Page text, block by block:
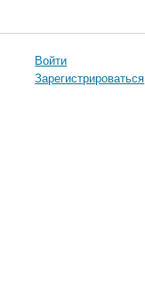
Войти
Зарегистрироваться